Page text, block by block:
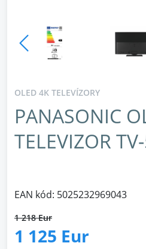
OLED 4K TELEVÍZORY
PANASONIC
TELEVIZOR
EAN kód: 5025232969043
1 218 Eur
1 125 Eur